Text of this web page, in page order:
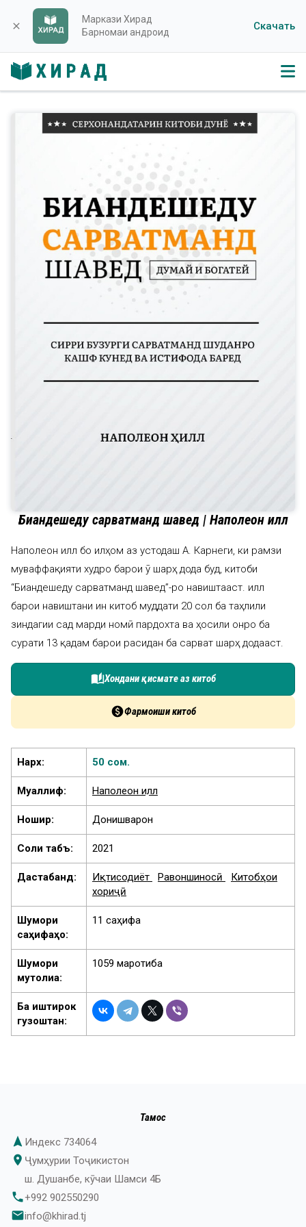
close
Маркази Хирад
Барномаи андроид
Скачать
Биандешеду сарватманд шавед | Наполеон Ҳилл
Наполеон Ҳилл бо илҳом аз устодаш А. Карнеги, ки рамзи
муваффақияти худро барои ӯ шарҳ дода буд, китоби
“Биандешеду сарватманд шавед”-ро навиштааст. Ҳилл
барои навиштани ин китоб муддати 20 сол ба таҳлили
зиндагии сад марди номӣ пардохта ва ҳосили онро ба
сурати 13 қадам барои расидан ба сарват шарҳ додааст.
auto_storiesХондани қисмате аз китоб
paidФармоиши китоб
Нарх: 50 сом.
Муаллиф: Наполеон Ҳилл
Ношир: Донишварон
Соли табъ: 2021
Дастабандӣ: Иқтисодиёт Равоншиносӣ
Китобҳои
хориҷӣ
Шумори
саҳифаҳо:
11 саҳифа
Шумори
мутолиа:
1059 маротиба
Ба иштирок
гузоштан:
Тамос
navigation Индекс 734064
place Ҷумҳурии Тоҷикистон
ш. Душанбе, кӯчаи Шамси 4Б
phone+992 902550290
emailinfo@khirad.tj